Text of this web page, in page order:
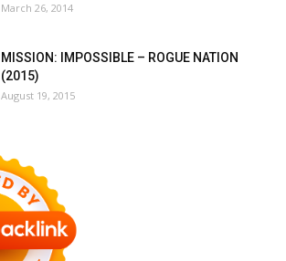
March 26, 2014
MISSION: IMPOSSIBLE – ROGUE NATION
(2015)
August 19, 2015